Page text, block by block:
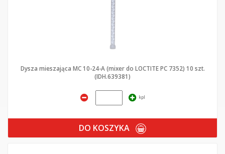
Dysza mieszająca MC 10-24-A (mixer do LOCTITE PC 7352) 10 szt.
(IDH.639381)
kpl
DO KOSZYKA